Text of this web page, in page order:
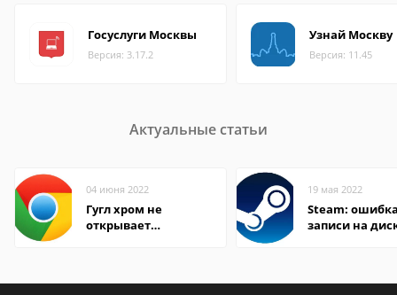
Госуслуги Москвы
Версия: 3.17.2
Узнай Москву
Версия: 11.45
Актуальные статьи
04 июня 2022
Гугл хром не
открывает
19 мая 2022
Steam:
записи на